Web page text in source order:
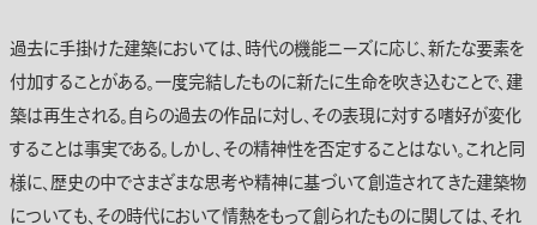
過去に手掛けた建築においては、時代の機能ニーズに応じ、新たな要素を
付加することがある。一度完結したものに新たに生命を吹き込むことで、建
築は再生される。自らの過去の作品に対し、その表現に対する嗜好が変化
することは事実である。しかし、その精神性を否定することはない。これと同
様に、歴史の中でさまざまな思考や精神に基づいて創造されてきた建築物
についても、その時代において情熱をもって創られたものに関しては、それ